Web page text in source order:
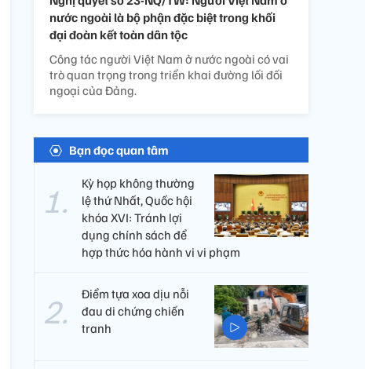
nước ngoài là bộ phận đặc biệt trong khối
đại đoàn kết toàn dân tộc
Công tác người Việt Nam ở nước ngoài có vai
trò quan trọng trong triển khai đường lối đối
ngoại của Đảng.
Bạn đọc quan tâm
Kỳ họp không thường
lệ thứ Nhất, Quốc hội
khóa XVI: Tránh lợi
dụng chính sách để
hợp thức hóa hành vi vi phạm
Điểm tựa xoa dịu nỗi
đau di chứng chiến
tranh